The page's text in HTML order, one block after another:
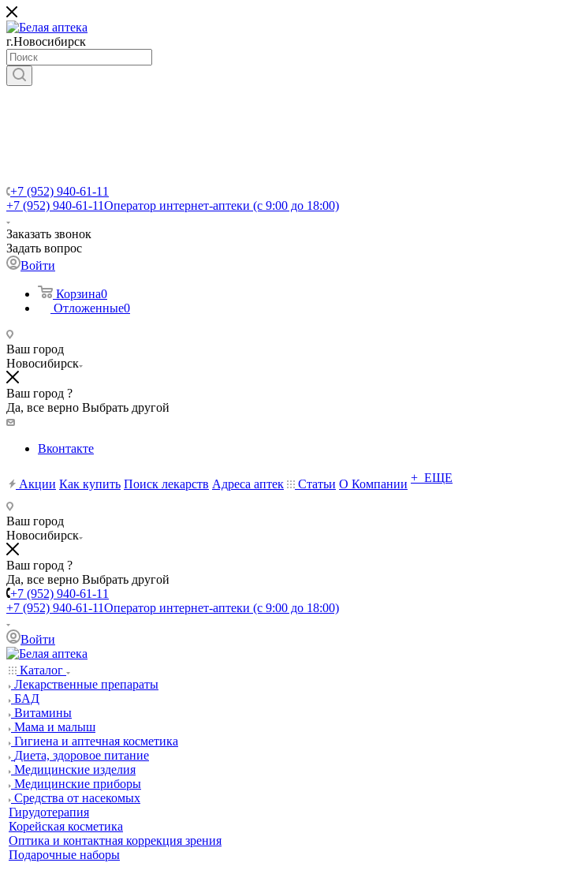
г.Новосибирск
+7 (952) 940-61-11
+7 (952) 940-61-11Оператор интернет-аптеки (с 9:00 до 18:00)
Заказать звонок
Задать вопрос
Войти
Корзина0
Отложенные0
Ваш город
Новосибирск
Ваш город ?
Да, все верно Выбрать другой
Вконтакте
Акции Как купить Поиск лекарств Адреса аптек Статьи О Компании + ЕЩЕ
Ваш город
Новосибирск
Ваш город ?
Да, все верно Выбрать другой
+7 (952) 940-61-11
+7 (952) 940-61-11Оператор интернет-аптеки (с 9:00 до 18:00)
Войти
Каталог
Лекарственные препараты
БАД
Витамины
Мама и малыш
Гигиена и аптечная косметика
Диета, здоровое питание
Медицинские изделия
Медицинские приборы
Средства от насекомых
Гирудотерапия
Корейская косметика
Оптика и контактная коррекция зрения
Подарочные наборы